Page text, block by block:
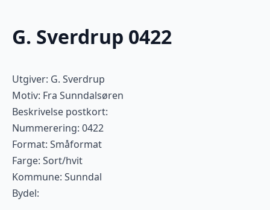
G. Sverdrup 0422
Utgiver: G. Sverdrup
Motiv: Fra Sunndalsøren
Beskrivelse postkort:
Nummerering: 0422
Format: Småformat
Farge: Sort/hvit
Kommune: Sunndal
Bydel: